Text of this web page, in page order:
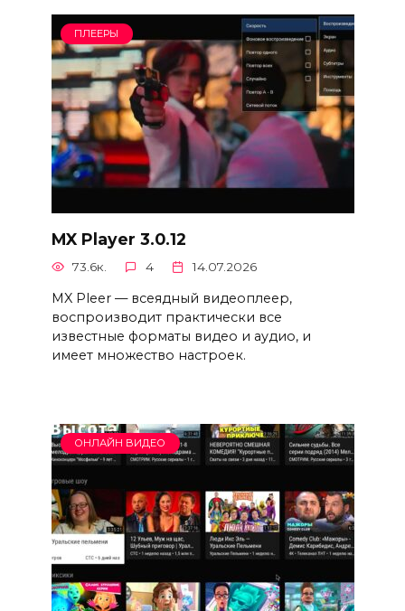
ПЛЕЕРЫ
MX Player 3.0.12
73.6к. 4 14.07.2026
MX Pleer — всеядный видеоплеер,
воспроизводит практически все
известные форматы видео и аудио, и
имеет множество настроек.
ОНЛАЙН ВИДЕО